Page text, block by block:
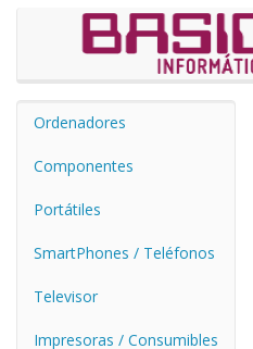
Ordenadores
Componentes
Portátiles
SmartPhones / Teléfonos
Televisor
Impresoras / Consumibles